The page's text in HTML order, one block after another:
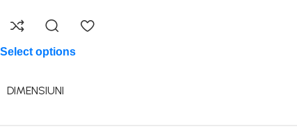
Select options
DIMENSIUNI